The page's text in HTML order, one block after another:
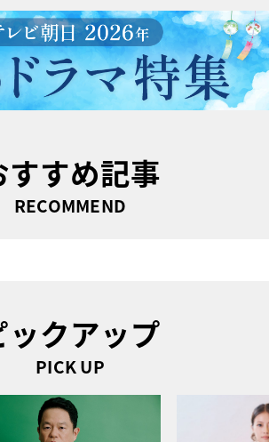
すすめ記事
RECOMMEND
ックアップ
PICK UP